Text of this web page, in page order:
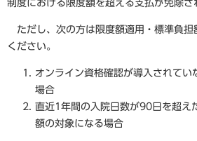
制度における限度額を超える支払が免除さ
ただし、次の方は限度額適用・標準負担
ください。
オンライン資格確認が導入されてい
場合
直近1年間の入院日数が90日を超え
額の対象になる場合